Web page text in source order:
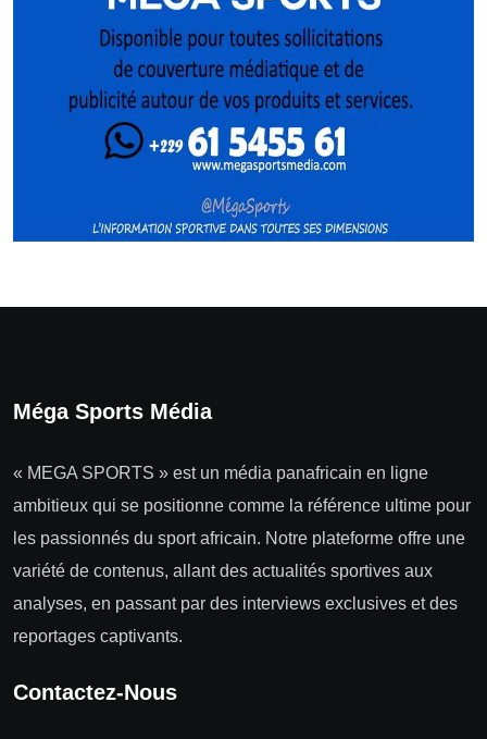
Méga Sports Média
« MEGA SPORTS » est un média panafricain en ligne
ambitieux qui se positionne comme la référence ultime pour
les passionnés du sport africain. Notre plateforme offre une
variété de contenus, allant des actualités sportives aux
analyses, en passant par des interviews exclusives et des
reportages captivants.
Contactez-Nous